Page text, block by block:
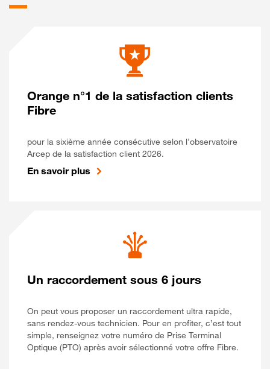
Orange n°1 de la satisfaction clients
Fibre
pour la sixième année consécutive selon l’observatoire
Arcep de la satisfaction client 2026.
En savoir plus
Un raccordement sous 6 jours
On peut vous proposer un raccordement ultra rapide,
sans rendez-vous technicien. Pour en profiter, c’est tout
simple, renseignez votre numéro de Prise Terminal
Optique (PTO) après avoir sélectionné votre offre Fibre.